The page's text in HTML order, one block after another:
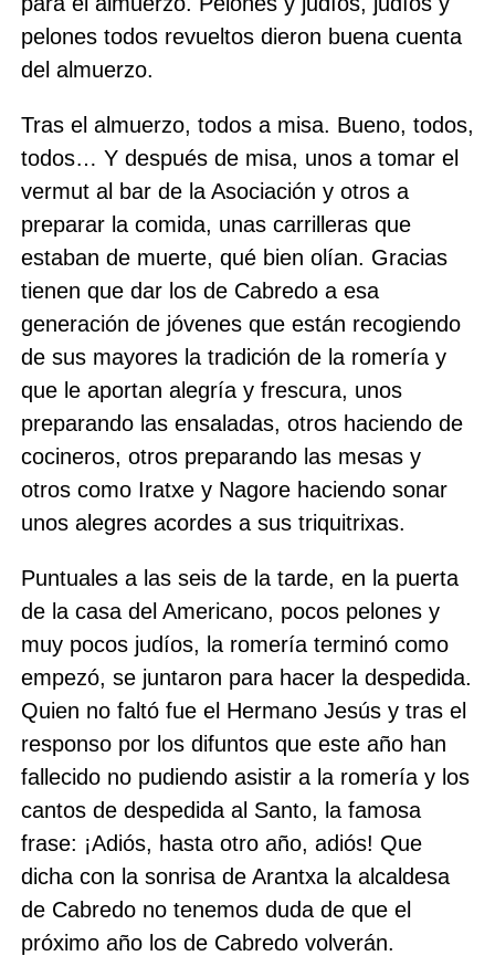
pelones todos revueltos dieron buena cuenta
del almuerzo.
Tras el almuerzo, todos a misa. Bueno, todos,
todos… Y después de misa, unos a tomar el
vermut al bar de la Asociación y otros a
preparar la comida, unas carrilleras que
estaban de muerte, qué bien olían. Gracias
tienen que dar los de Cabredo a esa
generación de jóvenes que están recogiendo
de sus mayores la tradición de la romería y
que le aportan alegría y frescura, unos
preparando las ensaladas, otros haciendo de
cocineros, otros preparando las mesas y
otros como Iratxe y Nagore haciendo sonar
unos alegres acordes a sus triquitrixas.
Puntuales a las seis de la tarde, en la puerta
de la casa del Americano, pocos pelones y
muy pocos judíos, la romería terminó como
empezó, se juntaron para hacer la despedida.
Quien no faltó fue el Hermano Jesús y tras el
responso por los difuntos que este año han
fallecido no pudiendo asistir a la romería y los
cantos de despedida al Santo, la famosa
frase: ¡Adiós, hasta otro año, adiós! Que
dicha con la sonrisa de Arantxa la alcaldesa
de Cabredo no tenemos duda de que el
próximo año los de Cabredo volverán.